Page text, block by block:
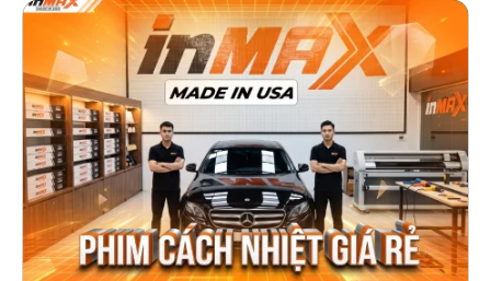
nóng gay gắt. Thực tế kiểm nghiệm cho thấy, ô...